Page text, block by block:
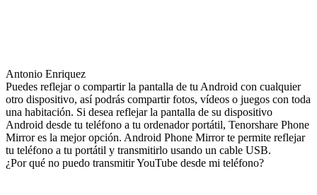
Antonio Enriquez
Puedes reflejar o compartir la pantalla de tu Android con cualquier
otro dispositivo, así podrás compartir fotos, vídeos o juegos con toda
una habitación. Si desea reflejar la pantalla de su dispositivo
Android desde tu teléfono a tu ordenador portátil, Tenorshare Phone
Mirror es la mejor opción. Android Phone Mirror te permite reflejar
tu teléfono a tu portátil y transmitirlo usando un cable USB.
¿Por qué no puedo transmitir YouTube desde mi teléfono?